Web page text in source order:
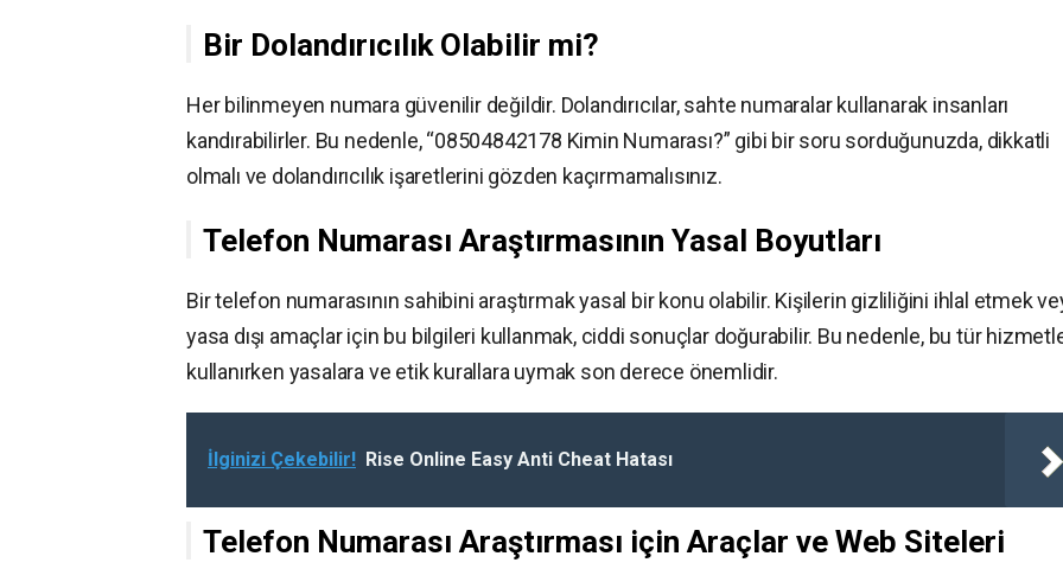
Bir Dolandırıcılık Olabilir mi?
Her bilinmeyen numara güvenilir değildir. Dolandırıcılar, sahte numaralar kullanarak insanları
kandırabilirler. Bu nedenle, “08504842178 Kimin Numarası?” gibi bir soru sorduğunuzda, dikkatli
olmalı ve dolandırıcılık işaretlerini gözden kaçırmamalısınız.
Telefon Numarası Araştırmasının Yasal Boyutları
Bir telefon numarasının sahibini araştırmak yasal bir konu olabilir. Kişilerin gizliliğini ihlal etmek
yasa dışı amaçlar için bu bilgileri kullanmak, ciddi sonuçlar doğurabilir. Bu nedenle, bu tür
kullanırken yasalara ve etik kurallara uymak son derece önemlidir.
İlginizi Çekebilir! Rise Online Easy Anti Cheat Hatası
Telefon Numarası Araştırması için Araçlar ve Web Siteleri